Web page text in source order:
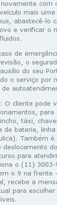
com
mais uma
abastecê-lo
e verificar o
de
o
do seu
o serviço por
de
: O cliente pode
para
táxi,
de bateria, linha
Também é
deslocamento
para
o (11) 3003-
o 9 na frente
recebe a
para